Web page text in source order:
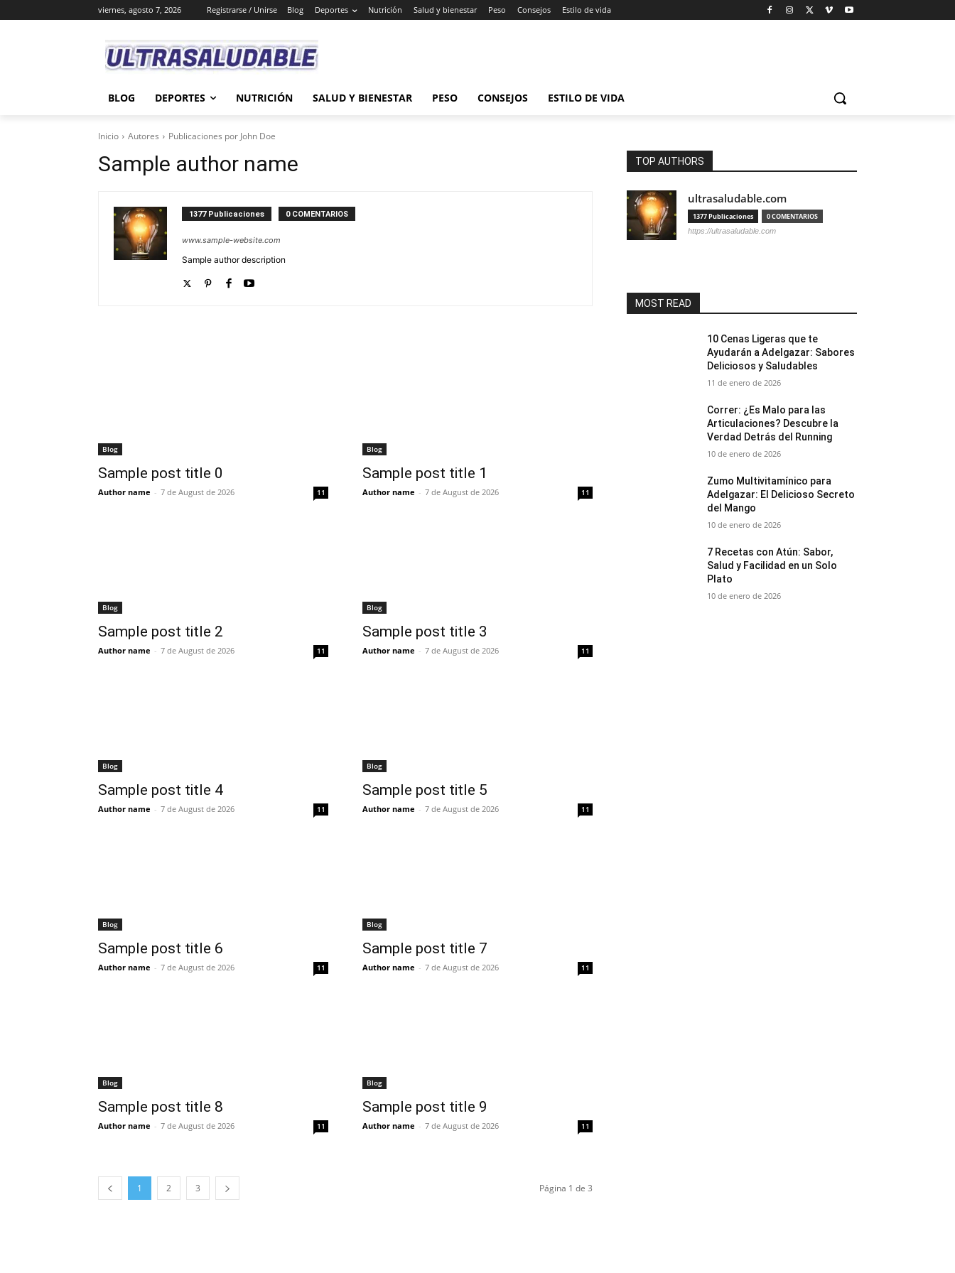
viernes, agosto 7, 2026 Registrarse / Unirse Blog Deportes Nutrición Salud y bienestar Peso Consejos Estilo de vida
BLOG DEPORTES NUTRICIÓN SALUD Y BIENESTAR PESO CONSEJOS ESTILO DE VIDA
Inicio Autores Publicaciones por John Doe
Sample author name
1377 Publicaciones 0 COMENTARIOS
www.sample-website.com
Sample author description
Blog
Sample post title 0
Author name - 7 de August de 2026 11
Blog
Sample post title 1
Author name - 7 de August de 2026 11
Blog
Sample post title 2
Author name - 7 de August de 2026 11
Blog
Sample post title 3
Author name - 7 de August de 2026 11
Blog
Sample post title 4
Author name - 7 de August de 2026 11
Blog
Sample post title 5
Author name - 7 de August de 2026 11
Blog
Sample post title 6
Author name - 7 de August de 2026 11
Blog
Sample post title 7
Author name - 7 de August de 2026 11
Blog
Sample post title 8
Author name - 7 de August de 2026 11
Blog
Sample post title 9
Author name - 7 de August de 2026 11
1 2 3 Página 1 de 3
TOP AUTHORS
ultrasaludable.com
1377 Publicaciones 0 COMENTARIOS
https://ultrasaludable.com
MOST READ
10 Cenas Ligeras que te
Ayudarán a Adelgazar: Sabores
Deliciosos y Saludables
11 de enero de 2026
Correr: ¿Es Malo para las
Articulaciones? Descubre la
Verdad Detrás del Running
10 de enero de 2026
Zumo Multivitamínico para
Adelgazar: El Delicioso Secreto
del Mango
10 de enero de 2026
7 Recetas con Atún: Sabor,
Salud y Facilidad en un Solo
Plato
10 de enero de 2026